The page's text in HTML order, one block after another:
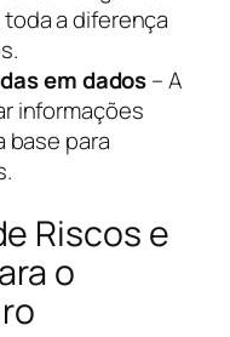
a diferença
em dados– A
informações
base para
Riscos e
o